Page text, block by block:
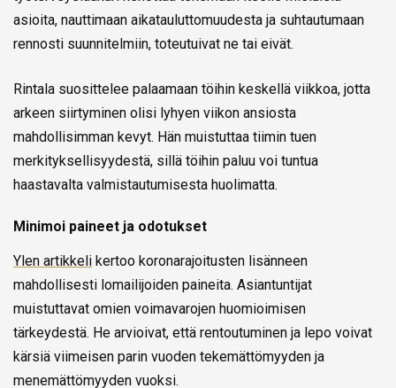
asioita, nauttimaan aikatauluttomuudesta ja suhtautumaan
rennosti suunnitelmiin, toteutuivat ne tai eivät.
Rintala suosittelee palaamaan töihin keskellä viikkoa, jotta
arkeen siirtyminen olisi lyhyen viikon ansiosta
mahdollisimman kevyt. Hän muistuttaa tiimin tuen
merkityksellisyydestä, sillä töihin paluu voi tuntua
haastavalta valmistautumisesta huolimatta.
Minimoi paineet ja odotukset
Ylen artikkeli kertoo koronarajoitusten lisänneen
mahdollisesti lomailijoiden paineita. Asiantuntijat
muistuttavat omien voimavarojen huomioimisen
tärkeydestä. He arvioivat, että rentoutuminen ja lepo voivat
kärsiä viimeisen parin vuoden tekemättömyyden ja
menemättömyyden vuoksi.